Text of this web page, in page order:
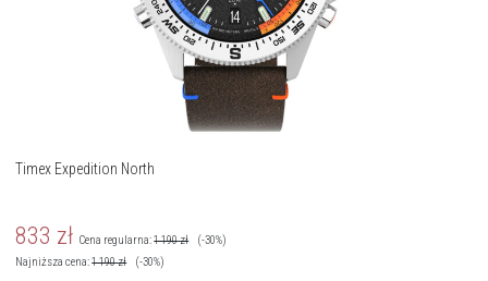
Timex Expedition North
833 zł Cena regularna:1 190zł
(-30%)
Najniższa cena:1 190zł (-30%)